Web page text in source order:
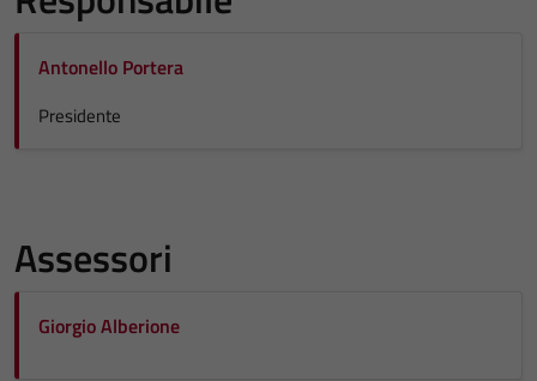
Antonello Portera
Presidente
Assessori
Giorgio Alberione